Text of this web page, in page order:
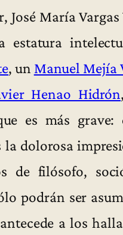
María
estatura
, un Manuel Mejía
Henao Hidrón
es más grave:
la dolorosa
de filósofo,
podrán ser
a los